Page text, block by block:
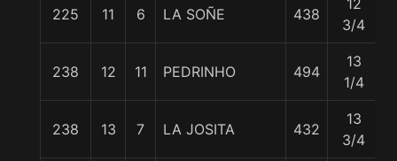
225 11 6 LA SOÑE 438
12
3/4
238 12 11 PEDRINHO 494
13
1/4
238 13 7 LA JOSITA 432
13
3/4